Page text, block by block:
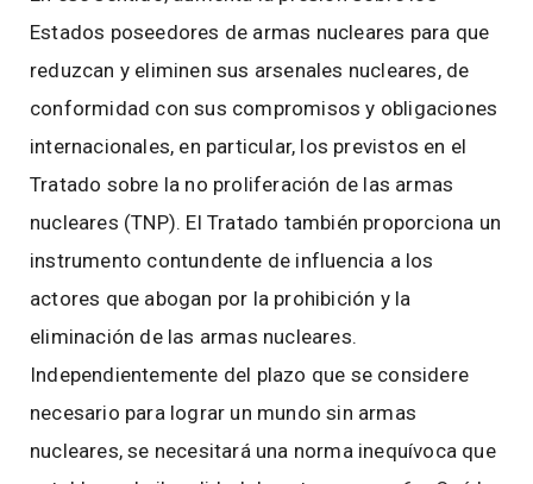
Estados poseedores de armas nucleares para que
reduzcan y eliminen sus arsenales nucleares, de
conformidad con sus compromisos y obligaciones
internacionales, en particular, los previstos en el
Tratado sobre la no proliferación de las armas
nucleares (TNP). El Tratado también proporciona un
instrumento contundente de influencia a los
actores que abogan por la prohibición y la
eliminación de las armas nucleares.
Independientemente del plazo que se considere
necesario para lograr un mundo sin armas
nucleares, se necesitará una norma inequívoca que